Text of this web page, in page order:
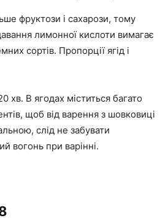
фруктози і сахарози, тому
лимонної кислоти вимагає
сортів. Пропорції ягід і
хв. В ягодах міститься багато
щоб від варення з шовковиці
слід не забувати
вогонь при варінні.